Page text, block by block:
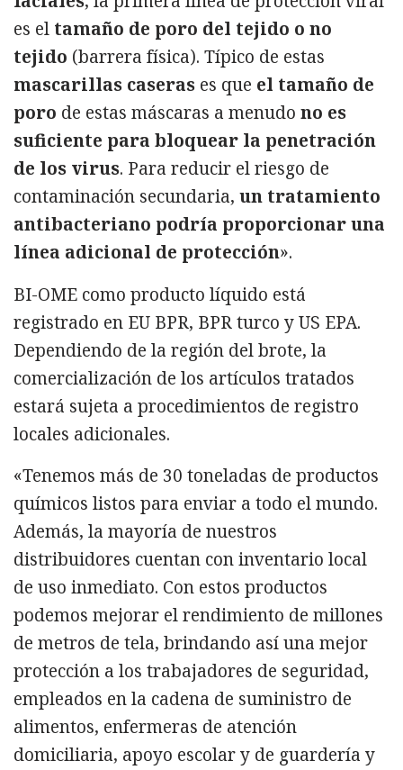
es el tamaño de poro del tejido o no
tejido (barrera física). Típico de estas
mascarillas caseras es que el tamaño de
poro de estas máscaras a menudo no es
suficiente para bloquear la penetración
de los virus. Para reducir el riesgo de
contaminación secundaria, un tratamiento
antibacteriano podría proporcionar una
línea adicional de protección».
BI-OME como producto líquido está
registrado en EU BPR, BPR turco y US EPA.
Dependiendo de la región del brote, la
comercialización de los artículos tratados
estará sujeta a procedimientos de registro
locales adicionales.
«Tenemos más de 30 toneladas de productos
químicos listos para enviar a todo el mundo.
Además, la mayoría de nuestros
distribuidores cuentan con inventario local
de uso inmediato. Con estos productos
podemos mejorar el rendimiento de millones
de metros de tela, brindando así una mejor
protección a los trabajadores de seguridad,
empleados en la cadena de suministro de
alimentos, enfermeras de atención
domiciliaria, apoyo escolar y de guardería y